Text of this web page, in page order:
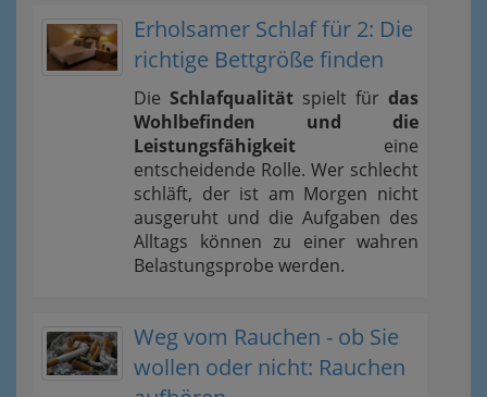
Erholsamer Schlaf für 2: Die
richtige Bettgröße finden
Die Schlafqualität spielt für das
Wohlbefinden und die
Leistungsfähigkeit eine
entscheidende Rolle. Wer schlecht
schläft, der ist am Morgen nicht
ausgeruht und die Aufgaben des
Alltags können zu einer wahren
Belastungsprobe werden.
Weg vom Rauchen - ob Sie
wollen oder nicht: Rauchen